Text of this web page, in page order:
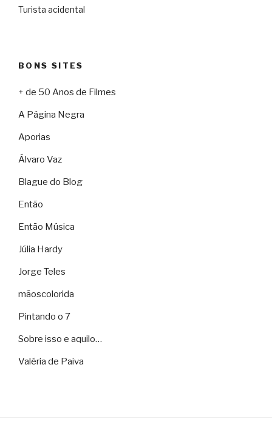
Turista acidental
BONS SITES
+ de 50 Anos de Filmes
A Página Negra
Aporias
Álvaro Vaz
Blague do Blog
Então
Então Música
Júlia Hardy
Jorge Teles
mãoscolorida
Pintando o 7
Sobre isso e aquilo…
Valéria de Paiva